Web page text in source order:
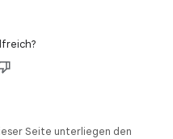
Seite unterliegen den